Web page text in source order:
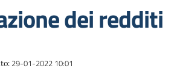
dei redditi
: 29-01-2022 10:01